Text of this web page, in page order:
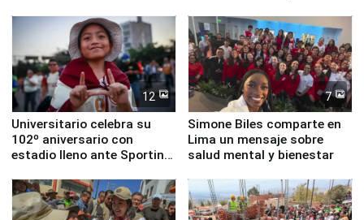
12
Universitario celebra su
102º aniversario con
estadio lleno ante Sporting
7
Simone Biles comparte en
Lima un mensaje sobre
salud mental y bienestar